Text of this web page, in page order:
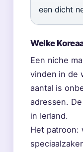
een dicht
Welke
Een niche
vinden in de
aantal is
adressen.
in Ierland.
Het patroon: